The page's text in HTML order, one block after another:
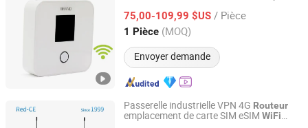
75,00-109,99 $US / Pièce
1 Pièce (MOQ)
Envoyer demande
Guangdong, China Depuis 2019
Passerelle industrielle VPN 4G Routeur
emplacement de carte SIM eSIM WiFi
Shenzhen E-Lins Communication Co., Limited